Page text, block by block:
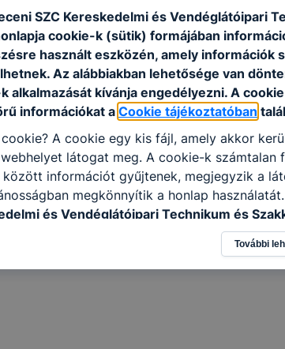
SZC Kereskedelmi és Vendéglátóipari
cookie-k (sütik) formájában
használt eszközén, amely információk
Az alábbiakban lehetősége van
alkalmazását kívánja engedélyezni. A
információkat a Cookie tájékoztatóban
A cookie egy kis fájl, amely akkor
látogat meg. A cookie-k számtalan
között információt gyűjtenek, megjegyzik a
megkönnyítik a honlap
és Vendéglátóipari Technikum és
célokból használja: információ gyűjtése
Ön a honlapot -annak felmérésével, hogy a
vagy használja leginkább, így
További